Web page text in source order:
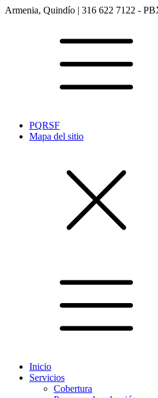
Armenia, Quindío | 316 622 7122 -
PQRSF
Mapa del sitio
Inicio
Servicios
Cobertura